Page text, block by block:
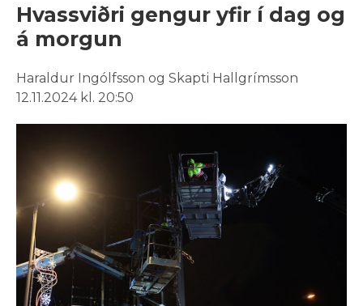
Hvassviðri gengur yfir í dag og
á morgun
Haraldur Ingólfsson og Skapti Hallgrímsson
12.11.2024 kl. 20:50